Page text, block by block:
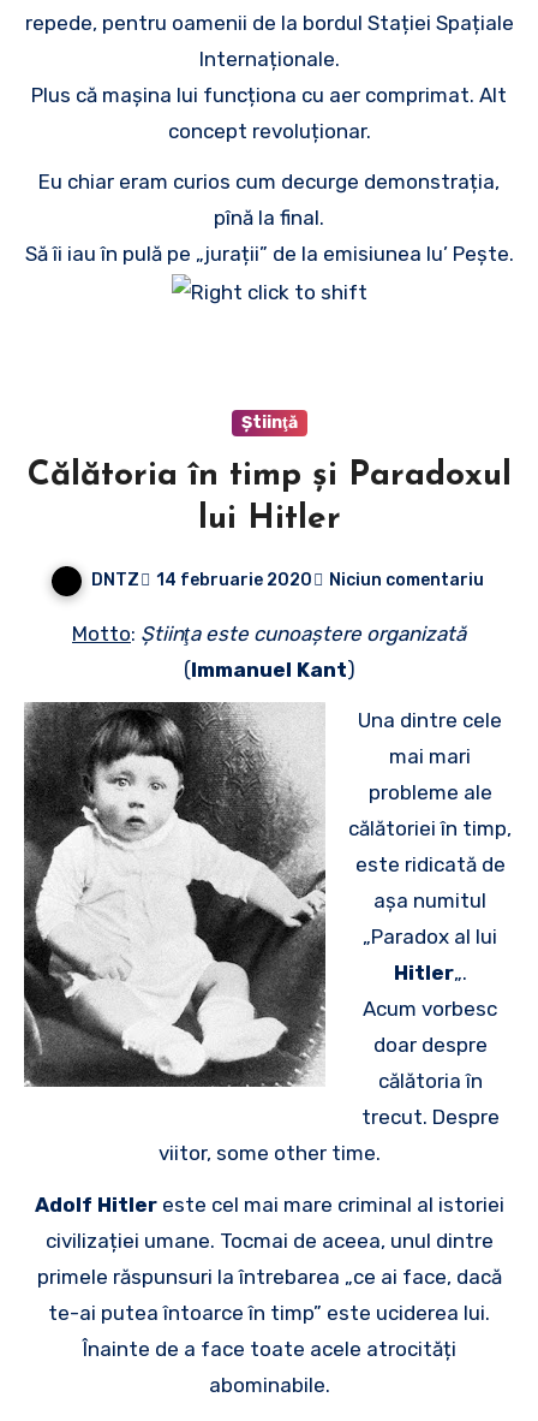
repede, pentru oamenii de la bordul Stației Spațiale
Internaționale.
Plus că mașina lui funcționa cu aer comprimat. Alt
concept revoluționar.
Eu chiar eram curios cum decurge demonstrația,
pînă la final.
Să îi iau în pulă pe „jurații” de la emisiunea lu’ Pește.
Ştiinţă
Călătoria în timp și Paradoxul
lui Hitler
DNTZ 14 februarie 2020 Niciun comentariu
Motto: Ştiinţa este cunoaştere organizată
(Immanuel Kant)
Una dintre cele
mai mari
probleme ale
călătoriei în timp,
este ridicată de
așa numitul
„Paradox al lui
Hitler„.
Acum vorbesc
doar despre
călătoria în
trecut. Despre
viitor, some other time.
Adolf Hitlereste cel mai mare criminal al istoriei
civilizației umane. Tocmai de aceea, unul dintre
primele răspunsuri la întrebarea „ce ai face, dacă
te-ai putea întoarce în timp” este uciderea lui.
Înainte de a face toate acele atrocități
abominabile.